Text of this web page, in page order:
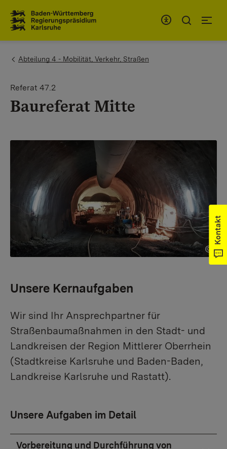
You are here:
Abteilung 4 - Mobilität, Verkehr, Straßen
Referat 47.2
Baureferat Mitte
Unsere Kernaufgaben
Wir sind Ihr Ansprechpartner für
Straßenbaumaßnahmen in den Stadt- und
Landkreisen der Region Mittlerer Oberrhein
(Stadtkreise Karlsruhe und Baden-Baden,
Landkreise Karlsruhe und Rastatt).
Unsere Aufgaben im Detail
Vorbereitung und Durchführung von
Kontakt